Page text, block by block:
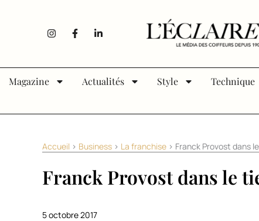
I
n
a
F
a
b
f
L
i
e
i
i
Magazine Actualités Style Technique
Accueil > Business > La franchise > Franck Provost dans
Franck Provost dans le
5 octobre 2017